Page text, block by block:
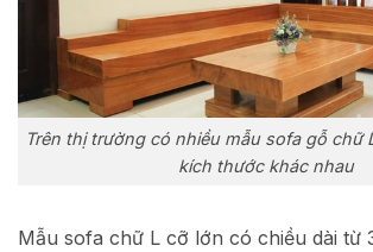
Trên thị trường có nhiều mẫu sofa gỗ chữ
kích thước khác nhau
Mẫu sofa chữ L cỡ lớn có chiều dài từ